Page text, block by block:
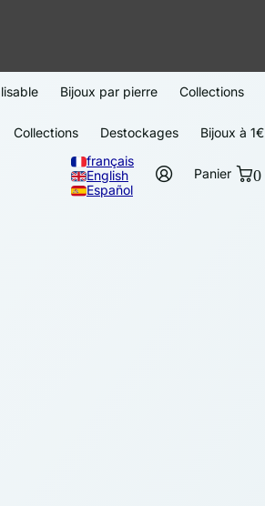
Bijoux par pierre Collections
Collections Destockages Bijoux à 1€
français
English
Español
Panier 0